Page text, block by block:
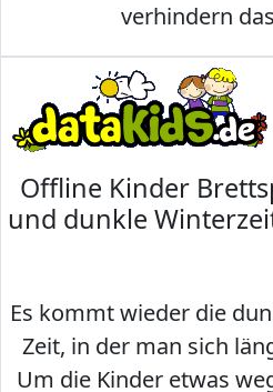
verhindern
Offline Kinder
und dunkle
Es kommt wieder die
Zeit, in der man sich
Um die Kinder etwas